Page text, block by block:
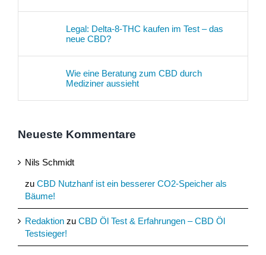
Legal: Delta-8-THC kaufen im Test – das
neue CBD?
Wie eine Beratung zum CBD durch
Mediziner aussieht
Neueste Kommentare
Nils Schmidt
zu CBD Nutzhanf ist ein besserer CO2-Speicher als
Bäume!
Redaktion zu CBD Öl Test & Erfahrungen – CBD Öl
Testsieger!